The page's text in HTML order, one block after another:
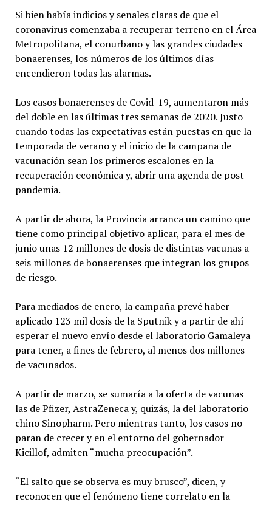
Si bien había indicios y señales claras de que el
coronavirus comenzaba a recuperar terreno en el Área
Metropolitana, el conurbano y las grandes ciudades
bonaerenses, los números de los últimos días
encendieron todas las alarmas.
Los casos bonaerenses de Covid-19, aumentaron más
del doble en las últimas tres semanas de 2020. Justo
cuando todas las expectativas están puestas en que la
temporada de verano y el inicio de la campaña de
vacunación sean los primeros escalones en la
recuperación económica y, abrir una agenda de post
pandemia.
A partir de ahora, la Provincia arranca un camino que
tiene como principal objetivo aplicar, para el mes de
junio unas 12 millones de dosis de distintas vacunas a
seis millones de bonaerenses que integran los grupos
de riesgo.
Para mediados de enero, la campaña prevé haber
aplicado 123 mil dosis de la Sputnik y a partir de ahí
esperar el nuevo envío desde el laboratorio Gamaleya
para tener, a fines de febrero, al menos dos millones
de vacunados.
A partir de marzo, se sumaría a la oferta de vacunas
las de Pfizer, AstraZeneca y, quizás, la del laboratorio
chino Sinopharm. Pero mientras tanto, los casos no
paran de crecer y en el entorno del gobernador
Kicillof, admiten “mucha preocupación”.
“El salto que se observa es muy brusco”, dicen, y
reconocen que el fenómeno tiene correlato en la